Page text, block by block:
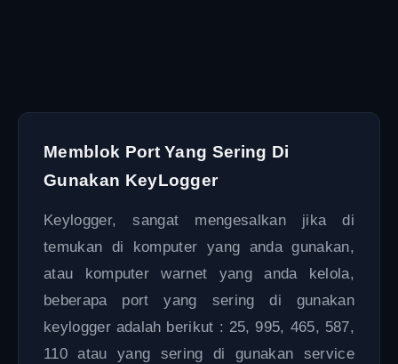
Memblok Port Yang Sering Di
Gunakan KeyLogger
Keylogger, sangat mengesalkan jika di
temukan di komputer yang anda gunakan,
atau komputer warnet yang anda kelola,
beberapa port yang sering di gunakan
keylogger adalah berikut : 25, 995, 465, 587,
110 atau yang sering di gunakan service